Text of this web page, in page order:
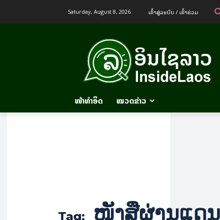
Saturday, August 8, 2026 ເຂົ້າ​ສູ່​ລະ​ບົບ / ເຂົ້າ​ຮ່ວມ
ໜ້າທຳອິດ ໝວດຂ່າວ
Tag: ໜັງສືຜ່ານແດນ